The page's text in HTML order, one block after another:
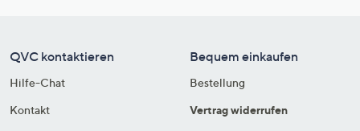
QVC kontaktieren
Hilfe-Chat
Kontakt
Bequem einkaufen
Bestellung
Vertrag widerrufen